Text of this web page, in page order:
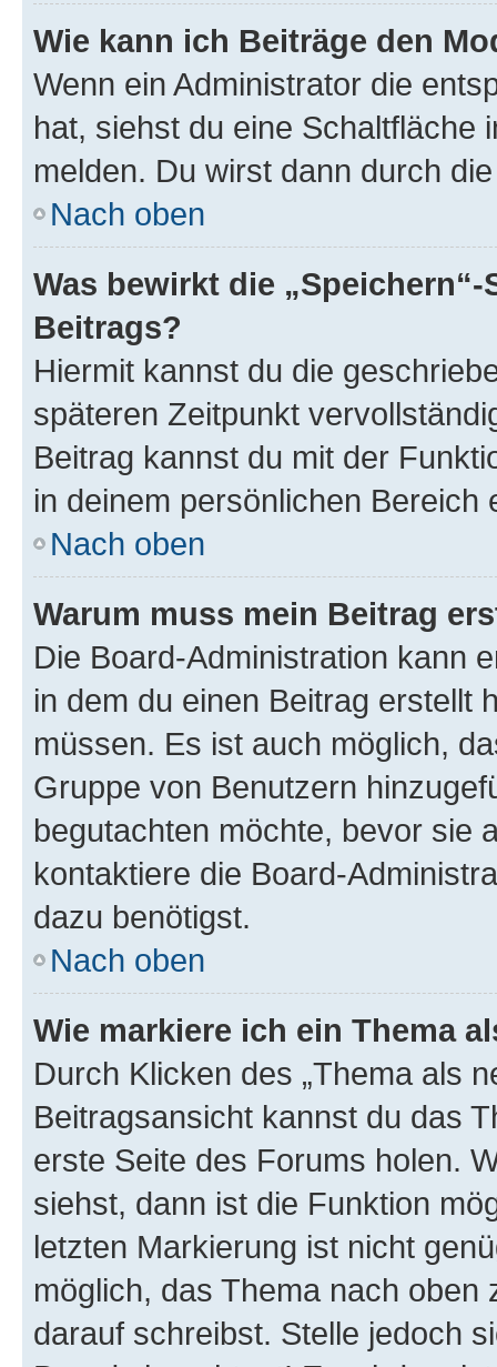
Wie kann ich Beiträge den
Wenn ein Administrator die
hat, siehst du eine Schaltfläche
melden. Du wirst dann durch
Nach oben
Was bewirkt die
Beitrags?
Hiermit kannst du die
späteren Zeitpunkt
Beitrag kannst du mit der
in deinem persönlichen Bereich
Nach oben
Warum muss mein Beitrag
Die Board-Administration kann
in dem du einen Beitrag erstellt
müssen. Es ist auch möglich,
Gruppe von Benutzern
begutachten möchte, bevor sie
kontaktiere die Board-
dazu benötigst.
Nach oben
Wie markiere ich ein Thema
Durch Klicken des „Thema als
Beitragsansicht kannst du das
erste Seite des Forums holen.
siehst, dann ist die Funktion
letzten Markierung ist nicht
möglich, das Thema nach oben
darauf schreibst. Stelle jedoch